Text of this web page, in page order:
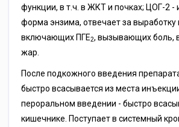
функции, в т.ч. в ЖКТ и почках; ЦОГ-2 -
форма энзима, отвечает за выработку
включающих ПГЕ2, вызывающих боль,
жар.
После подкожного введения
быстро всасывается из места
пероральном введении - быстро
кишечнике. Поступает в системный